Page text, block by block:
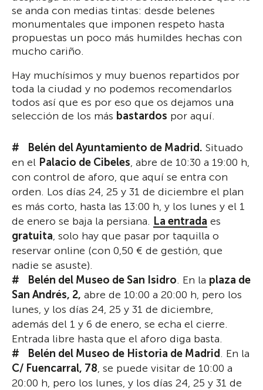
se anda con medias tintas: desde belenes
monumentales que imponen respeto hasta
propuestas un poco más humildes hechas con
mucho cariño.
Hay muchísimos y muy buenos repartidos por
toda la ciudad y no podemos recomendarlos
todos así que es por eso que os dejamos una
selección de los más bastardos por aquí.
Belén del Ayuntamiento de Madrid. Situado
en el Palacio de Cibeles, abre de 10:30 a 19:00 h,
con control de aforo, que aquí se entra con
orden. Los días 24, 25 y 31 de diciembre el plan
es más corto, hasta las 13:00 h, y los lunes y el 1
de enero se baja la persiana. La entrada es
gratuita, solo hay que pasar por taquilla o
reservar online (con 0,50 € de gestión, que
nadie se asuste).
Belén del Museo de San Isidro. En la plaza de
San Andrés, 2, abre de 10:00 a 20:00 h, pero los
lunes, y los días 24, 25 y 31 de diciembre,
además del 1 y 6 de enero, se echa el cierre.
Entrada libre hasta que el aforo diga basta.
Belén del Museo de Historia de Madrid. En la
C/ Fuencarral, 78, se puede visitar de 10:00 a
20:00 h, pero los lunes, y los días 24, 25 y 31 de